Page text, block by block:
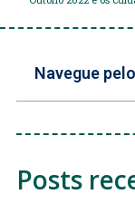
Navegue
Posts